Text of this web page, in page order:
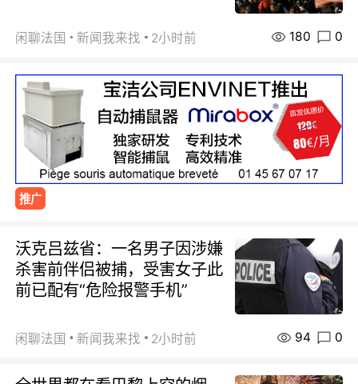
闲聊法国 新闻我来找 2小时前 180 0
推广
沃克吕兹省：一名男子因涉嫌
杀害前伴侣被捕，受害女子此
前已配有“危险报警手机”
闲聊法国 新闻我来找 2小时前 94 0